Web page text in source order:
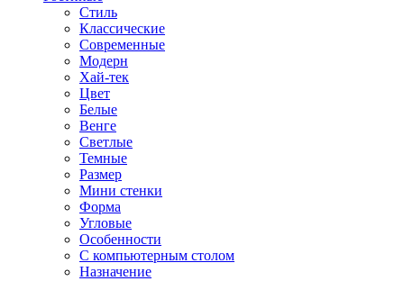
Стиль
Классические
Современные
Модерн
Хай-тек
Цвет
Белые
Венге
Светлые
Темные
Размер
Мини стенки
Форма
Угловые
Особенности
С компьютерным столом
Назначение